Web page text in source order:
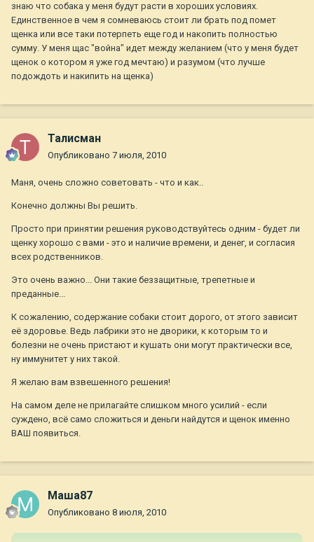
знаю что собака у меня будут расти в хороших условиях.
Единственное в чем я сомневаюсь стоит ли брать под помет
щенка или все таки потерпеть еще год и накопить полностью
сумму. У меня щас "война" идет между желанием (что у меня будет
щенок о котором я уже год мечтаю) и разумом (что лучше
подождоть и накипить на щенка)
Талисман
Опубликовано 7 июля, 2010
Маня, очень сложно советовать - что и как..
Конечно должны Вы решить.
Просто при принятии решения руководствуйтесь одним - будет ли
щенку хорошо с вами - это и наличие времени, и денег, и согласия
всех родственников.
Это очень важно... Они такие беззащитные, трепетные и
преданные...
К сожалению, содержание собаки стоит дорого, от этого зависит
её здоровье. Ведь лабрики это не дворики, к которым то и
болезни не очень пристают и кушать они могут практически все,
ну иммунитет у них такой.
Я желаю вам взвешенного решения!
На самом деле не прилагайте слишком много усилий - если
суждено, всё само сложиться и деньги найдутся и щенок именно
ВАШ появиться.
Маша87
Опубликовано 8 июля, 2010